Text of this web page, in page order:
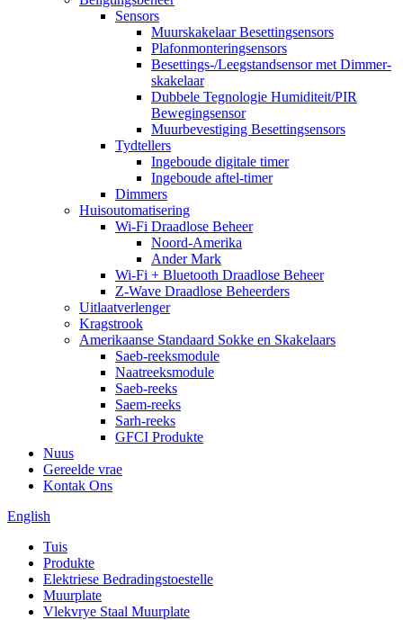
Sensors
Muurskakelaar Besettingsensors
Plafonmonteringsensors
Besettings-/Leegstandsensor met Dimmer-
skakelaar
Dubbele Tegnologie Humiditeit/PIR
Bewegingsensor
Muurbevestiging Besettingsensors
Tydtellers
Ingeboude digitale timer
Ingeboude aftel-timer
Dimmers
Huisoutomatisering
Wi-Fi Draadlose Beheer
Noord-Amerika
Ander Mark
Wi-Fi + Bluetooth Draadlose Beheer
Z-Wave Draadlose Beheerders
Uitlaatverlenger
Kragstrook
Amerikaanse Standaard Sokke en Skakelaars
Saeb-reeksmodule
Naatreeksmodule
Saeb-reeks
Saem-reeks
Sarh-reeks
GFCI Produkte
Nuus
Gereelde vrae
Kontak Ons
English
Tuis
Produkte
Elektriese Bedradingstoestelle
Muurplate
Vlekvrye Staal Muurplate